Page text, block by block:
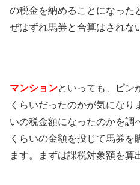
の税金を納めることになった
ぜはずれ馬券と合算はされな
マンションといっても、ピン
くらいだったのかが気になり
いの税金額になったのかを調
くらいの金額を投じて馬券を
ます。まずは課税対象額を算